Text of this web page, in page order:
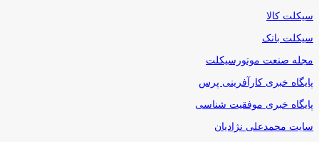
سیکلت کالا
سیکلت بانک
مجله صنعت موتورسیکلت
پایگاه خبری کارآفرینی پرس
پایگاه خبری موفقیت شناسی
سایت محمدعلی نژادیان